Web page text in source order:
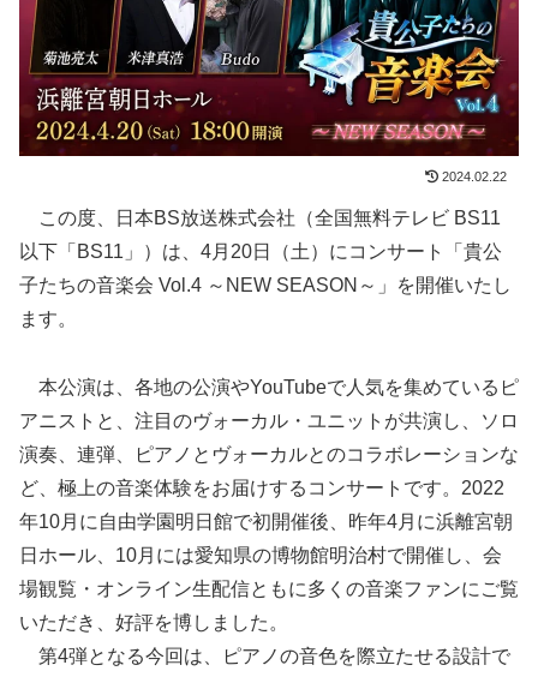
2024.02.22
この度、日本BS放送株式会社（全国無料テレビ BS11
以下「BS11」）は、4月20日（土）にコンサート「貴公
子たちの音楽会 Vol.4 ～NEW SEASON～」を開催いたし
ます。
本公演は、各地の公演やYouTubeで人気を集めているピ
アニストと、注目のヴォーカル・ユニットが共演し、ソロ
演奏、連弾、ピアノとヴォーカルとのコラボレーションな
ど、極上の音楽体験をお届けするコンサートです。2022
年10月に自由学園明日館で初開催後、昨年4月に浜離宮朝
日ホール、10月には愛知県の博物館明治村で開催し、会
場観覧・オンライン生配信ともに多くの音楽ファンにご覧
いただき、好評を博しました。
第4弾となる今回は、ピアノの音色を際立たせる設計で